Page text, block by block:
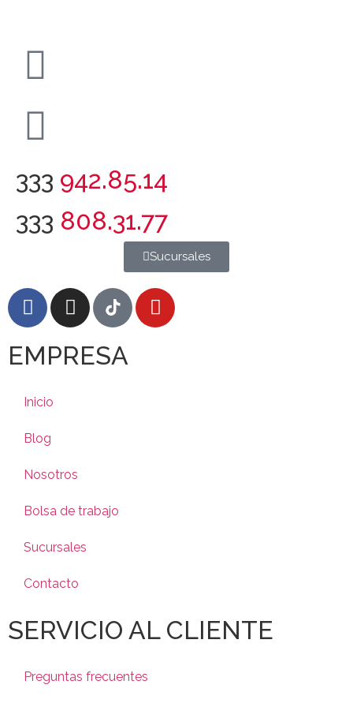
333 942.85.14
333 808.31.77
Sucursales
EMPRESA
Inicio
Blog
Nosotros
Bolsa de trabajo
Sucursales
Contacto
SERVICIO AL CLIENTE
Preguntas frecuentes